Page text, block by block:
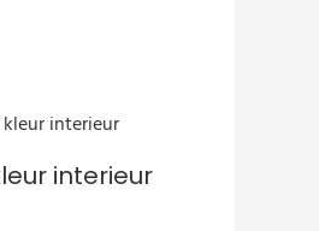
interieur